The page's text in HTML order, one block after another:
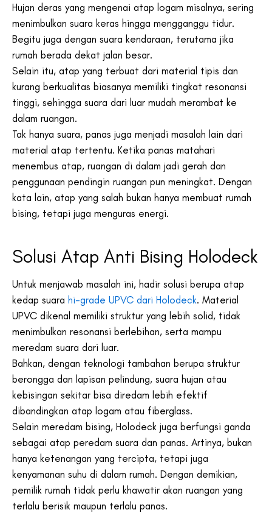
Hujan deras yang mengenai atap logam misalnya, sering
menimbulkan suara keras hingga mengganggu tidur.
Begitu juga dengan suara kendaraan, terutama jika
rumah berada dekat jalan besar.
Selain itu, atap yang terbuat dari material tipis dan
kurang berkualitas biasanya memiliki tingkat resonansi
tinggi, sehingga suara dari luar mudah merambat ke
dalam ruangan.
Tak hanya suara, panas juga menjadi masalah lain dari
material atap tertentu. Ketika panas matahari
menembus atap, ruangan di dalam jadi gerah dan
penggunaan pendingin ruangan pun meningkat. Dengan
kata lain, atap yang salah bukan hanya membuat rumah
bising, tetapi juga menguras energi.
Solusi Atap Anti Bising Holodeck
Untuk menjawab masalah ini, hadir solusi berupa atap
kedap suara hi-grade UPVC dari Holodeck. Material
UPVC dikenal memiliki struktur yang lebih solid, tidak
menimbulkan resonansi berlebihan, serta mampu
meredam suara dari luar.
Bahkan, dengan teknologi tambahan berupa struktur
berongga dan lapisan pelindung, suara hujan atau
kebisingan sekitar bisa diredam lebih efektif
dibandingkan atap logam atau fiberglass.
Selain meredam bising, Holodeck juga berfungsi ganda
sebagai atap peredam suara dan panas. Artinya, bukan
hanya ketenangan yang tercipta, tetapi juga
kenyamanan suhu di dalam rumah. Dengan demikian,
pemilik rumah tidak perlu khawatir akan ruangan yang
terlalu berisik maupun terlalu panas.